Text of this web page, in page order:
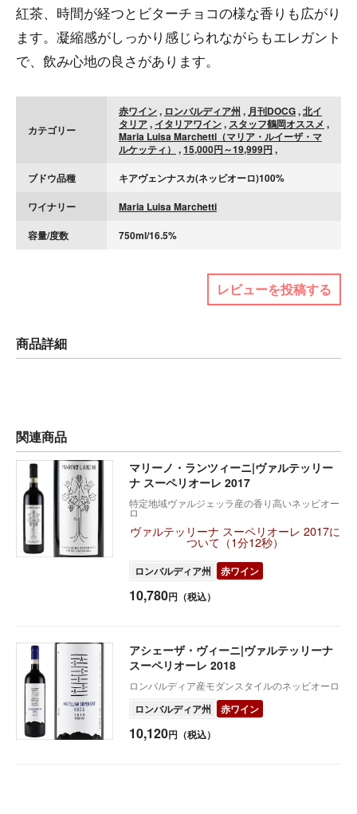
紅茶、時間が経つとビターチョコの様な香りも広がり
ます。凝縮感がしっかり感じられながらもエレガント
で、飲み心地の良さがあります。
カテゴリー
赤ワイン, ロンバルディア州 , 月刊DOCG,北イ
タリア, イタリアワイン, スタッフ鶴岡オススメ ,
Maria Luisa Marchetti（マリア・ルイーザ・マ
ルケッティ） ,15,000円～19,999円 ,
ブドウ品種
キアヴェンナスカ(ネッビオーロ)100%
ワイナリー
Maria Luisa Marchetti
容量/度数
750ml/16.5%
レビューを投稿する
商品詳細
関連商品
マリーノ・ランツィーニ|ヴァルテッリー
ナ スーペリオーレ 2017
特定地域ヴァルジェッラ産の香り高いネッビオー
ロ
ヴァルテッリーナ スーペリオーレ 2017に
ついて（1分12秒）
ロンバルディア州 赤ワイン
10,780円（税込）
アシェーザ・ヴィーニ|ヴァルテッリーナ
スーペリオーレ 2018
ロンバルディア産モダンスタイルのネッビオーロ
ロンバルディア州 赤ワイン
10,120円（税込）